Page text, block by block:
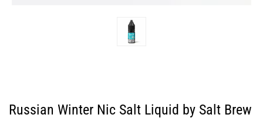
Russian Winter Nic Salt Liquid by Salt Brew